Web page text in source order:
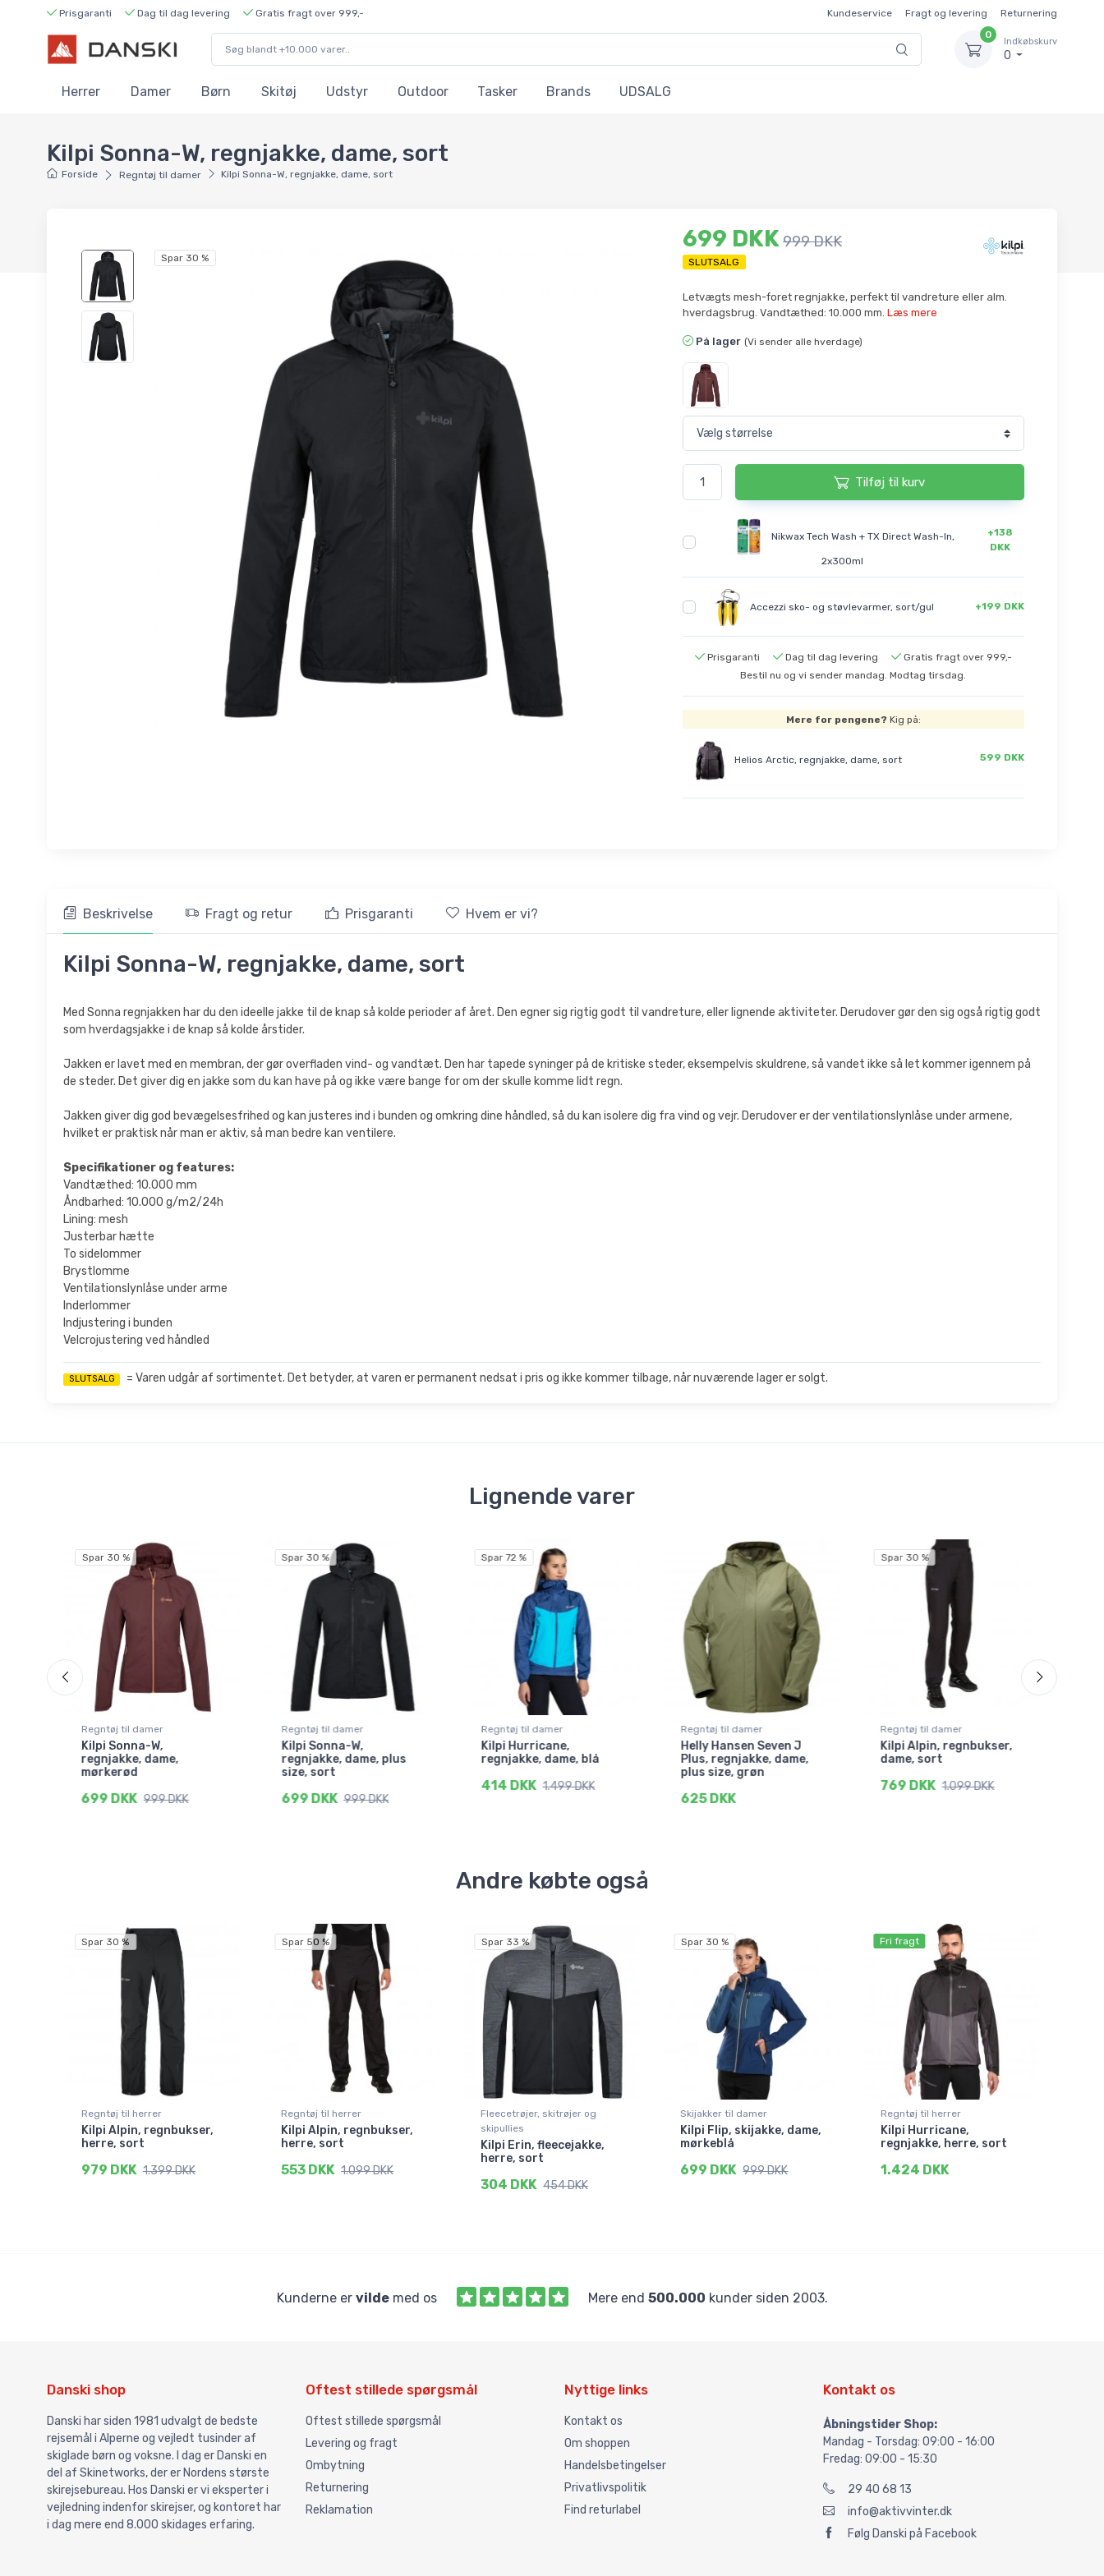
Prisgaranti Dag til dag levering Gratis fragt over 999,- Kundeservice Fragt og levering
Returnering
0
Indkøbskurv
0
Herrer Damer Børn Skitøj Udstyr Outdoor Tasker Brands UDSALG
Kilpi Sonna-W, regnjakke, dame, sort
Forside Regntøj til damer Kilpi Sonna-W, regnjakke, dame, sort
Spar 30 %
699 DKK999 DKK
SLUTSALG
Letvægts mesh-foret regnjakke, perfekt til vandreture eller alm.
hverdagsbrug. Vandtæthed: 10.000 mm. Læs mere
På lager (Vi sender alle hverdage)
Tilføj til kurv
Nikwax Tech Wash + TX Direct Wash-In,
2x300ml
+138
DKK
Accezzi sko- og støvlevarmer, sort/gul +199 DKK
Prisgaranti Dag til dag levering
Gratis fragt over 999,-
Bestil nu og vi sender mandag. Modtag tirsdag.
Mere for pengene? Kig på:
Helios Arctic, regnjakke, dame, sort 599 DKK
Beskrivelse Fragt og retur Prisgaranti Hvem er vi?
Kilpi Sonna-W, regnjakke, dame, sort
Med Sonna regnjakken har du den ideelle jakke til de knap så kolde perioder af året. Den egner sig rigtig godt til vandreture, eller lignende aktiviteter. Derudover gør den sig også rigtig godt
som hverdagsjakke i de knap så kolde årstider.
Jakken er lavet med en membran, der gør overfladen vind- og vandtæt. Den har tapede syninger på de kritiske steder, eksempelvis skuldrene, så vandet ikke så let kommer igennem på
de steder. Det giver dig en jakke som du kan have på og ikke være bange for om der skulle komme lidt regn.
Jakken giver dig god bevægelsesfrihed og kan justeres ind i bunden og omkring dine håndled, så du kan isolere dig fra vind og vejr. Derudover er der ventilationslynlåse under armene,
hvilket er praktisk når man er aktiv, så man bedre kan ventilere.
Specifikationer og features:
Vandtæthed: 10.000 mm
Åndbarhed: 10.000 g/m2/24h
Lining: mesh
Justerbar hætte
To sidelommer
Brystlomme
Ventilationslynlåse under arme
Inderlommer
Indjustering i bunden
Velcrojustering ved håndled
SLUTSALG = Varen udgår af sortimentet. Det betyder, at varen er permanent nedsat i pris og ikke kommer tilbage, når nuværende lager er solgt.
Lignende varer
Spar 30 %
Regntøj til damer
Kilpi Sonna-W,
regnjakke, dame,
mørkerød
699 DKK 999 DKK
Spar 30 %
Regntøj til damer
Kilpi Sonna-W,
regnjakke, dame, plus
size, sort
699 DKK 999 DKK
Spar 72 %
Regntøj til damer
Kilpi Hurricane,
regnjakke, dame, blå
414 DKK 1.499 DKK
Regntøj til damer
Helly Hansen Seven J
Plus, regnjakke, dame,
plus size, grøn
625 DKK
Spar 30 %
Regntøj til damer
Kilpi Alpin, regnbukser,
dame, sort
769 DKK 1.099 DKK
Andre købte også
Spar 30 %
Regntøj til herrer
Kilpi Alpin, regnbukser,
herre, sort
979 DKK 1.399 DKK
Spar 50 %
Regntøj til herrer
Kilpi Alpin, regnbukser,
herre, sort
553 DKK 1.099 DKK
Spar 33 %
Fleecetrøjer, skitrøjer og
skipullies
Kilpi Erin, fleecejakke,
herre, sort
304 DKK 454 DKK
Spar 30 %
Skijakker til damer
Kilpi Flip, skijakke, dame,
mørkeblå
699 DKK 999 DKK
Fri fragt
Regntøj til herrer
Kilpi Hurricane,
regnjakke, herre, sort
1.424 DKK
Kunderne er vildemed os Mere end 500.000 kunder siden 2003.
Danski shop
Danski har siden 1981 udvalgt de bedste
rejsemål i Alperne og vejledt tusinder af
skiglade børn og voksne. I dag er Danski en
del af Skinetworks, der er Nordens største
skirejsebureau. Hos Danski er vi eksperter i
vejledning indenfor skirejser, og kontoret har
i dag mere end 8.000 skidages erfaring.
Oftest stillede spørgsmål
Oftest stillede spørgsmål
Levering og fragt
Ombytning
Returnering
Reklamation
Nyttige links
Kontakt os
Om shoppen
Handelsbetingelser
Privatlivspolitik
Find returlabel
Kontakt os
Åbningstider Shop:
Mandag - Torsdag: 09:00 - 16:00
Fredag: 09:00 - 15:30
29 40 68 13
info@aktivvinter.dk
Følg Danski på Facebook